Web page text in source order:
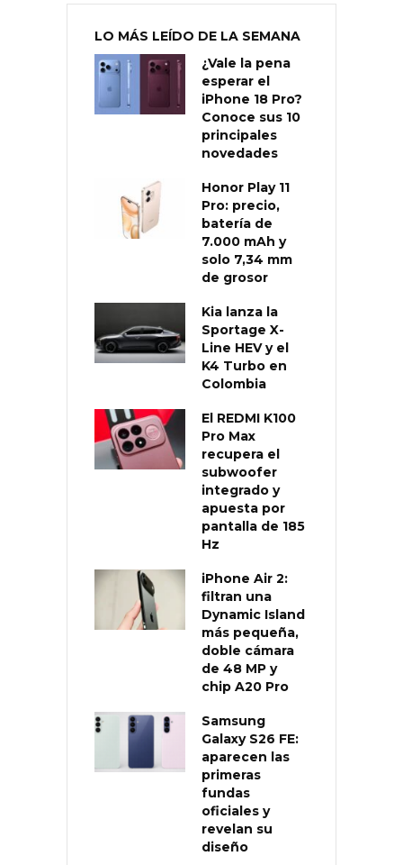
LO MÁS LEÍDO DE LA SEMANA
¿Vale la pena
esperar el
iPhone 18 Pro?
Conoce sus 10
principales
novedades
Honor Play 11
Pro: precio,
batería de
7.000 mAh y
solo 7,34 mm
de grosor
Kia lanza la
Sportage X-
Line HEV y el
K4 Turbo en
Colombia
El REDMI K100
Pro Max
recupera el
subwoofer
integrado y
apuesta por
pantalla de 185
Hz
iPhone Air 2:
filtran una
Dynamic Island
más pequeña,
doble cámara
de 48 MP y
chip A20 Pro
Samsung
Galaxy S26 FE:
aparecen las
primeras
fundas
oficiales y
revelan su
diseño